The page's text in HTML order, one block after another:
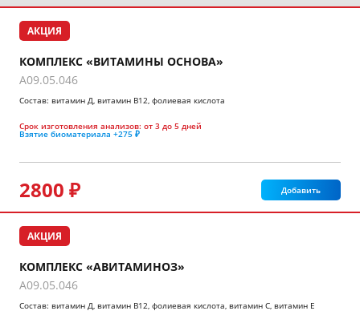
АКЦИЯ
КОМПЛЕКС «ВИТАМИНЫ ОСНОВА»
A09.05.046
Состав: витамин Д, витамин В12, фолиевая кислота
Срок изготовления анализов: от 3 до 5 дней
Взятие биоматериала +275 ₽
2800 ₽ Добавить
АКЦИЯ
КОМПЛЕКС «АВИТАМИНОЗ»
A09.05.046
Состав: витамин Д, витамин В12, фолиевая кислота, витамин С, витамин Е